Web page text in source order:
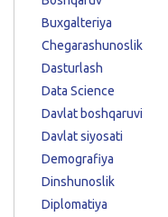
Buxgalteriya
Chegarashunoslik
Dasturlash
Data Science
Davlat boshqaruvi
Davlat siyosati
Demografiya
Dinshunoslik
Diplomatiya